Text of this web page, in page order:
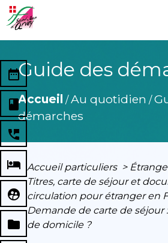
Guide des
Accueil /Au quotidien /
démarches
date_range
book
perm_phone_msg
local_hotel
supervised_user_circle
folder
Accueil particuliers >
Titres, carte de séjour et
circulation pour étranger en
Demande de carte de séjour
de domicile ?